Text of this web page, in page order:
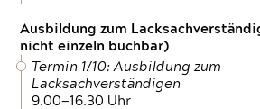
Ausbildung zum
nicht einzeln buchbar)
Termin 1/10: Ausbildung zum
Lacksachverständigen
9.00—16.30 Uhr